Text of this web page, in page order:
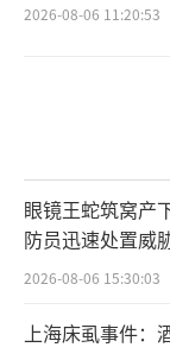
2026-08-06 11:20:53
眼镜王蛇筑窝产
防员迅速处置威
2026-08-06 15:30:03
上海床虱事件：